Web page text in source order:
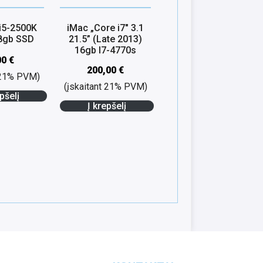
2500K
SSD
€
PVM)
iMac „Core i7″ 3.1
21.5” (Late 2013)
16gb I7-4770s
200,00 €
(įskaitant 21% PVM)
Į krepšelį